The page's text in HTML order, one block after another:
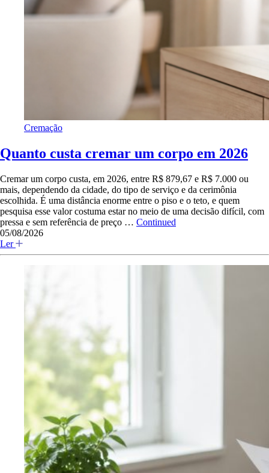
Cremação
Quanto custa cremar um corpo em 2026
Cremar um corpo custa, em 2026, entre R$ 879,67 e R$ 7.000 ou
mais, dependendo da cidade, do tipo de serviço e da cerimônia
escolhida. É uma distância enorme entre o piso e o teto, e quem
pesquisa esse valor costuma estar no meio de uma decisão difícil, com
pressa e sem referência de preço … Continued
05/08/2026
Ler